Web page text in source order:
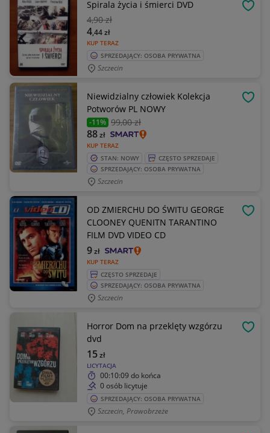
Spirala życia i śmierci DVD
4,90 zł
KUP TERAZ
4,44zł
SPRZEDAJĄCY: OSOBA PRYWATNA
Szczecin
Niewidzialny człowiek Kolekcja
Potworów PL NOWY
-11% 99,00 zł
KUP TERAZ
88zł
STAN: NOWY
CZĘSTO SPRZEDAJE
SPRZEDAJĄCY: OSOBA PRYWATNA
Szczecin
OD ZMIERCHU DO ŚWITU GEORGE
CLOONEY QUENITN TARANTINO
FILM DVD VIDEO CD
KUP TERAZ
9zł
CZĘSTO SPRZEDAJE
SPRZEDAJĄCY: OSOBA PRYWATNA
Szczecin
Horror Dom na przeklęty wzgórzu
dvd
LICYTACJA
15zł
00:10:09 do końca
0 osób licytuje
SPRZEDAJĄCY: OSOBA PRYWATNA
Szczecin, Prawobrzeże